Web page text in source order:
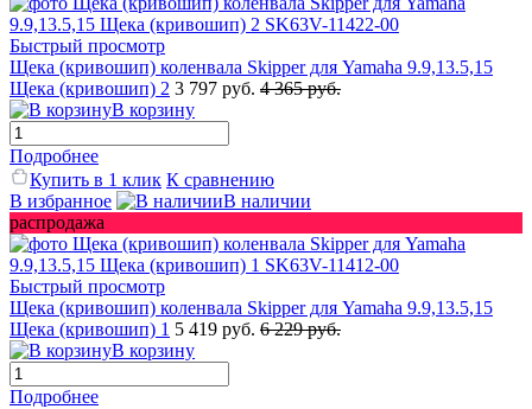
Быстрый просмотр
Щека (кривошип) коленвала Skipper для Yamaha 9.9,13.5,15
Щека (кривошип) 2 3 797 руб. 4 365 руб.
В корзину
Подробнее
Купить в 1 клик К сравнению
В избранное
В наличии
распродажа
Быстрый просмотр
Щека (кривошип) коленвала Skipper для Yamaha 9.9,13.5,15
Щека (кривошип) 1 5 419 руб. 6 229 руб.
В корзину
Подробнее